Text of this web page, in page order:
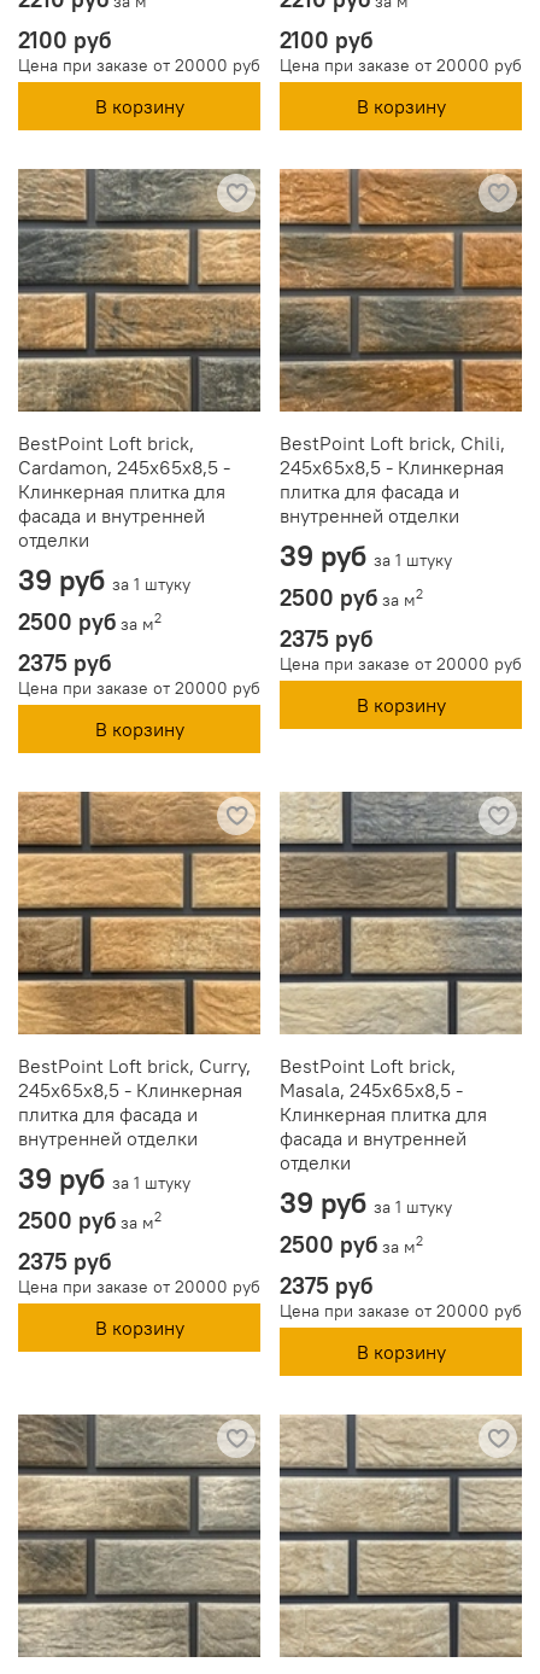
2100 руб
Цена при заказе от 20000 руб
В корзину
2100 руб
Цена при заказе от 20000 руб
В корзину
BestPoint Loft brick,
Cardamon, 245x65x8,5 -
Клинкерная плитка для
фасада и внутренней
отделки
39 руб за 1 штуку
2500 руб за м2
2375 руб
Цена при заказе от 20000 руб
В корзину
BestPoint Loft brick, Chili,
245x65x8,5 - Клинкерная
плитка для фасада и
внутренней отделки
39 руб за 1 штуку
2500 руб за м2
2375 руб
Цена при заказе от 20000 руб
В корзину
BestPoint Loft brick, Curry,
245x65x8,5 - Клинкерная
плитка для фасада и
внутренней отделки
39 руб за 1 штуку
2500 руб за м2
2375 руб
Цена при заказе от 20000 руб
В корзину
BestPoint Loft brick,
Masala, 245x65x8,5 -
Клинкерная плитка для
фасада и внутренней
отделки
39 руб за 1 штуку
2500 руб за м2
2375 руб
Цена при заказе от 20000 руб
В корзину